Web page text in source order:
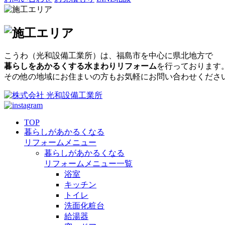
こうわ（光和設備工業所） は、福島市を中心に県北地方で
暮らしをあかるくする水まわりリフォームを行っております
その他の地域にお住まいの方もお気軽にお問い合わせくださ
TOP
暮らしがあかるくなる
リフォームメニュー
暮らしがあかるくなる
リフォームメニュー一覧
浴室
キッチン
トイレ
洗面化粧台
給湯器